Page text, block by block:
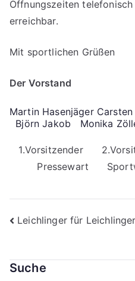
Öffnungszeiten
erreichbar.
Mit sportlichen Grüßen
Der Vorstand
Martin Hasenjäger
Björn Jakob Monika
1.Vorsitzender
Pressewart
Leichlinger für
Suche